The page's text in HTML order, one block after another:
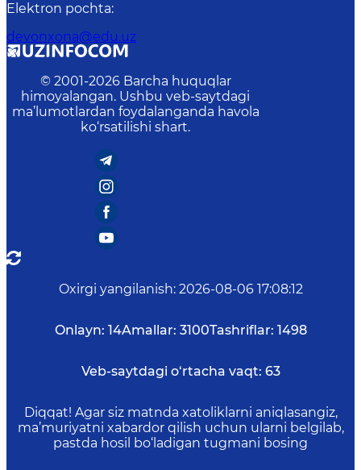
Elektron pochta:
devonxona@edu.uz
© 2001-2026 Barcha huquqlar
himoyalangan. Ushbu veb-saytdagi
ma’lumotlardan foydalanganda havola
ko‘rsatilishi shart.
Oxirgi yangilanish: 2026-08-06 17:08:12
Onlayn: 14Amallar: 3100Tashriflar: 1498
Veb-saytdagi o‘rtacha vaqt: 63
Diqqat! Agar siz matnda xatoliklarni aniqlasangiz,
ma’muriyatni xabardor qilish uchun ularni belgilab,
pastda hosil bo‘ladigan tugmani bosing